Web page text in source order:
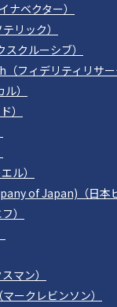
ベクター）
リック）
スクルーシブ）
フィデリティリサー
）
）
ル）
of Japan)（日本ビ
）
マン）
ークレビンソン）